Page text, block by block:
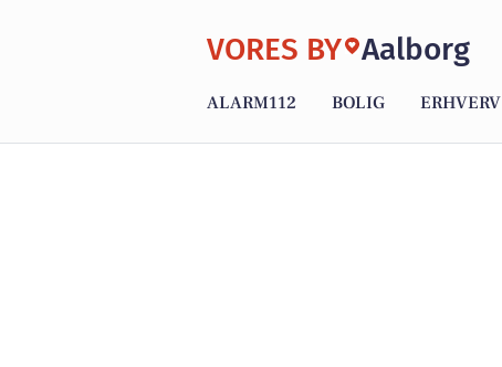
VORES BY Aalborg
ALARM112 BOLIG ERHVERV